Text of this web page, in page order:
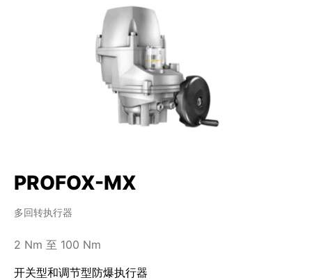
PROFOX-MX
多回转执行器
2 Nm 至 100 Nm
开关型和调节型防爆执行器